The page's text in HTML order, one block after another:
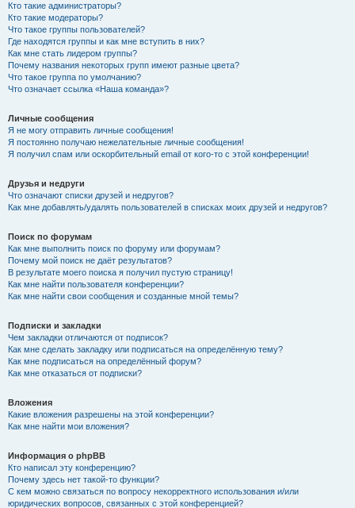
Кто такие администраторы?
Кто такие модераторы?
Что такое группы пользователей?
Где находятся группы и как мне вступить в них?
Как мне стать лидером группы?
Почему названия некоторых групп имеют разные цвета?
Что такое группа по умолчанию?
Что означает ссылка «Наша команда»?
Личные сообщения
Я не могу отправить личные сообщения!
Я постоянно получаю нежелательные личные сообщения!
Я получил спам или оскорбительный email от кого-то с этой конференции!
Друзья и недруги
Что означают списки друзей и недругов?
Как мне добавлять/удалять пользователей в списках моих друзей и недругов?
Поиск по форумам
Как мне выполнить поиск по форуму или форумам?
Почему мой поиск не даёт результатов?
В результате моего поиска я получил пустую страницу!
Как мне найти пользователя конференции?
Как мне найти свои сообщения и созданные мной темы?
Подписки и закладки
Чем закладки отличаются от подписок?
Как мне сделать закладку или подписаться на определённую тему?
Как мне подписаться на определённый форум?
Как мне отказаться от подписки?
Вложения
Какие вложения разрешены на этой конференции?
Как мне найти мои вложения?
Информация о phpBB
Кто написал эту конференцию?
Почему здесь нет такой-то функции?
С кем можно связаться по вопросу некорректного использования и/или
юридических вопросов, связанных с этой конференцией?